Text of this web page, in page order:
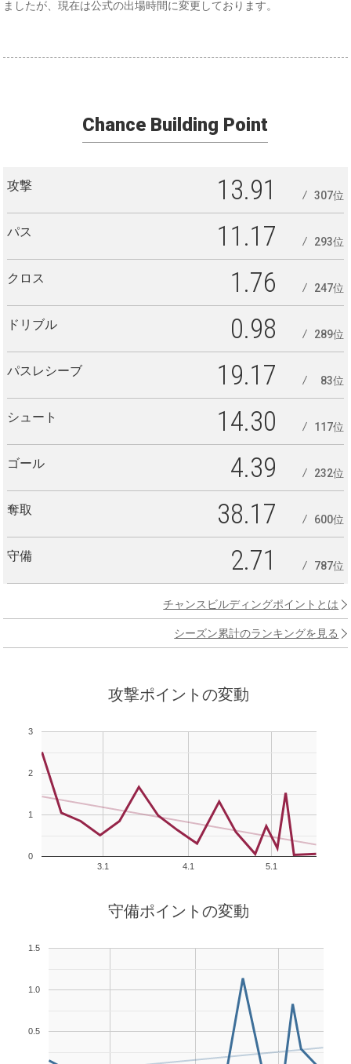
ましたが、現在は公式の出場時間に変更しております。
Chance Building Point
攻撃 13.91 307位
パス 11.17 293位
クロス 1.76 247位
ドリブル 0.98 289位
パスレシーブ 19.17 83位
シュート 14.30 117位
ゴール 4.39 232位
奪取 38.17 600位
守備 2.71 787位
チャンスビルディングポイントとは
シーズン累計のランキングを見る
攻撃ポイントの変動
3.1 4.1 5.1
0
1
2
3
守備ポイントの変動
0.5
1.0
1.5